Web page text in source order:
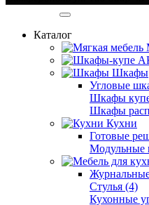
Каталог
Шкафы
Угловые
Шкафы
Шкафы
Кухни
Готовые
Модульные
Стулья (4)
Кухонные